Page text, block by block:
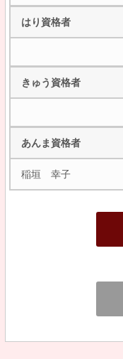
はり資格者
きゅう資格者
あんま資格者
稲垣 幸子